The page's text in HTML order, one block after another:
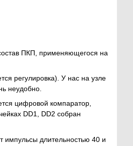
ПКП, применяющегося на
регулировка). У нас на узле
неудобно.
цифровой компаратор,
DD1, DD2 собран
импульсы длительностью 40 и